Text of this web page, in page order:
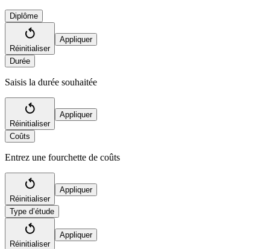
Diplôme
Réinitialiser
Appliquer
Durée
Saisis la durée souhaitée
Réinitialiser
Appliquer
Coûts
Entrez une fourchette de coûts
Réinitialiser
Appliquer
Type d’étude
Réinitialiser
Appliquer